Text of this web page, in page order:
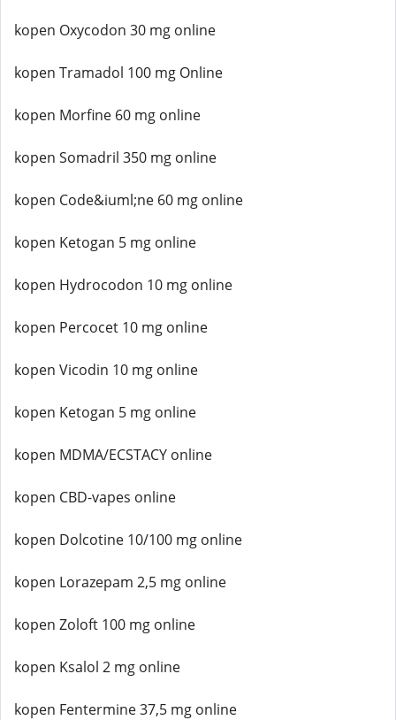
kopen Oxycodon 30 mg online
kopen Tramadol 100 mg Online
kopen Morfine 60 mg online
kopen Somadril 350 mg online
kopen Code&iuml;ne 60 mg online
kopen Ketogan 5 mg online
kopen Hydrocodon 10 mg online
kopen Percocet 10 mg online
kopen Vicodin 10 mg online
kopen Ketogan 5 mg online
kopen MDMA/ECSTACY online
kopen CBD-vapes online
kopen Dolcotine 10/100 mg online
kopen Lorazepam 2,5 mg online
kopen Zoloft 100 mg online
kopen Ksalol 2 mg online
kopen Fentermine 37,5 mg online